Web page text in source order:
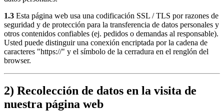
1.3 Esta página web usa una codificación SSL / TLS por razones de
seguridad y de protección para la transferencia de datos personales y
otros contenidos confiables (ej. pedidos o demandas al responsable).
Usted puede distinguir una conexión encriptada por la cadena de
caracteres "https://" y el símbolo de la cerradura en el renglón del
browser.
2) Recolección de datos en la visita de
nuestra página web